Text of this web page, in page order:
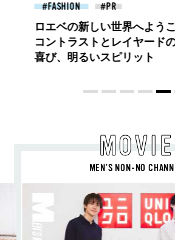
FASHION
ロエベの新しい世界へよう
コントラストとレイヤード
喜び、明るいスピリット
MOVIE
MEN’S NON-NO